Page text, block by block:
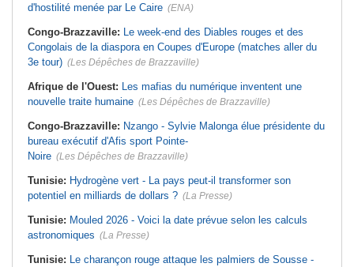
d'hostilité menée par Le Caire (ENA)
Congo-Brazzaville: Le week-end des Diables rouges et des
Congolais de la diaspora en Coupes d'Europe (matches aller du
3e tour) (Les Dépêches de Brazzaville)
Afrique de l'Ouest: Les mafias du numérique inventent une
nouvelle traite humaine (Les Dépêches de Brazzaville)
Congo-Brazzaville: Nzango - Sylvie Malonga élue présidente du
bureau exécutif d'Afis sport Pointe-
Noire (Les Dépêches de Brazzaville)
Tunisie: Hydrogène vert - La pays peut-il transformer son
potentiel en milliards de dollars ? (La Presse)
Tunisie: Mouled 2026 - Voici la date prévue selon les calculs
astronomiques (La Presse)
Tunisie: Le charançon rouge attaque les palmiers de Sousse -